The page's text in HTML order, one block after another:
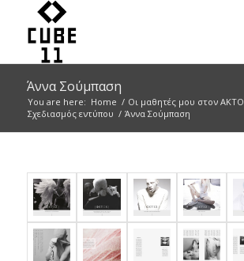
Άννα Σούμπαση
You are here: Home / Οι μαθητές μου στον ΑΚΤΟ
Σχεδιασμός εντύπου / Άννα Σούμπαση